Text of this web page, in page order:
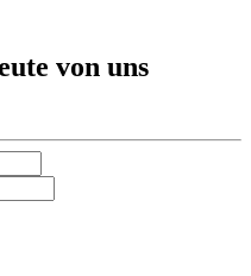
von uns